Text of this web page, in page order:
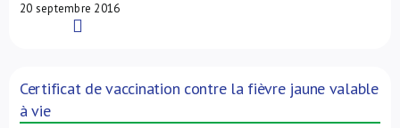
20 septembre 2016
Certificat de vaccination contre la fièvre jaune valable
à vie